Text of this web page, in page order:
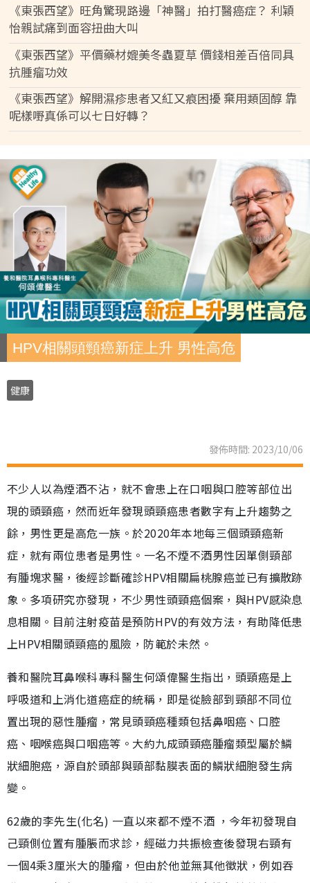
《東張西望》旺角驚現路邊「神醫」拍打醫癌症？ 利穎
怡親試痛到面容扭曲大叫
《東張西望》平價藥材媲美冬蟲夏草 價錢相差百倍同具
抗腫瘤功效
《東張西望》解開濕疹患者又紅又痕困擾 棄用類固醇 靠
呢樣嘢真係可以七日好轉？
HPV相關頭頸癌新症上升 男性高危
健康
發佈時間: 2023/10/06
不少人以為煙酒不沾，就不會患上在口咽與口腔等部位出
現的頭頸癌，然而近年發現頭頸癌患者數字有上升趨勢之
餘，男性更是高危一族。於2020年本地每三個頭頸癌新
症，就有兩位患者是男性。一名不煙不酒男性因單側頸部
有腫塊求醫，後經診斷確診HPV相關扁桃腺癌並已有擴散跡
象。多項研究亦發現，不少男性頭頸癌個案，與HPV感染息
息相關。目前注射疫苗是預防HPV的有效方法，有助降低患
上HPV相關頭頸癌的風險，防範於未然。
養和醫院耳鼻喉科專科醫生何頌偉醫生指出，頭頸癌是上
呼吸道和上消化道癌症的統稱，即是從臉部到頸部不同位
置出現的惡性腫瘤，常見頭頸癌種類包括鼻咽癌、口腔
癌、咽喉癌與口咽癌等。大約九成頭頸癌腫瘤類型屬於鱗
狀細胞癌，源自於頭部與頸部黏膜表面的鱗狀細胞發生病
變。
62歲的李先生(化名) 一直以來都不煙不酒 ，今年初發現自
己頸側位置有腫脹而求診，經磁力共振檢查後發現右頸有
一個4乘3厘米大的腫瘤，但由於他並無其他徵狀，例如吞